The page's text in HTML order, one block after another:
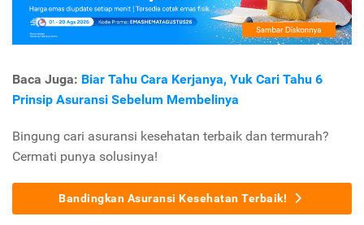
Baca Juga: Biar Tahu Cara Kerjanya, Yuk Cari Tahu 6
Prinsip Asuransi Sebelum Membelinya
Bingung cari asuransi kesehatan terbaik dan termurah?
Cermati punya solusinya!
Bandingkan Asuransi Kesehatan Terbaik!